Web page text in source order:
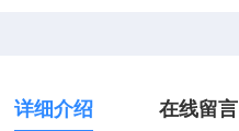
详细介绍 在线留言